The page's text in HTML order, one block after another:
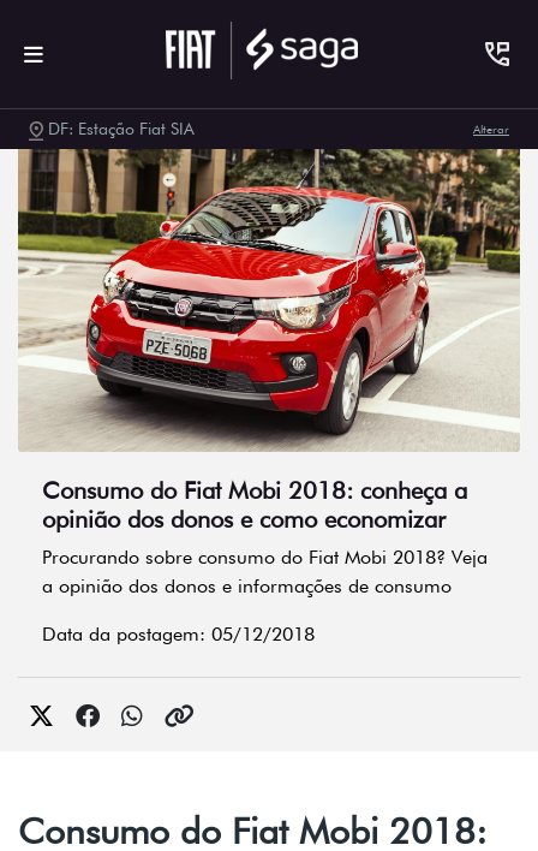
DF: Estação Fiat SIA Alterar
Consumo do Fiat Mobi 2018: conheça a
opinião dos donos e como economizar
Procurando sobre consumo do Fiat Mobi 2018? Veja
a opinião dos donos e informações de consumo
Data da postagem: 05/12/2018
Consumo do Fiat Mobi 2018: